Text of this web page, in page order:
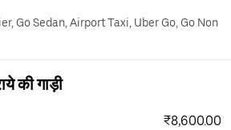
Go Sedan, Airport Taxi, Uber Go, Go Non
की गाड़ी
₹8,600.00